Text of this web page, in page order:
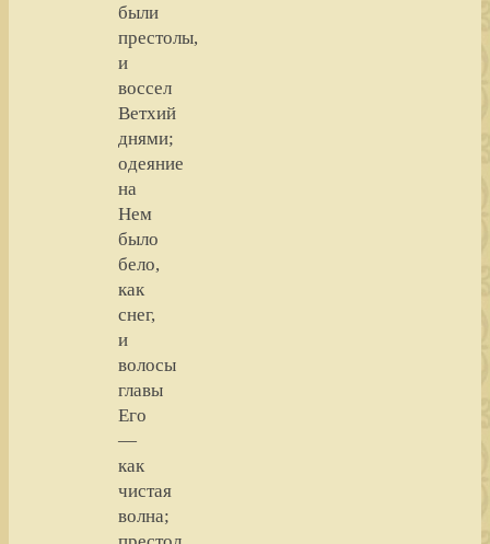
были
престолы,
и
воссел
Ветхий
днями;
одеяние
на
Нем
было
бело,
как
снег,
и
волосы
главы
Его
—
как
чистая
волна;